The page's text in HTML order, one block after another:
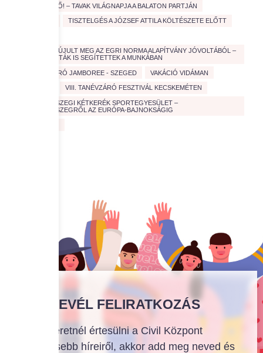
TISZTA JÖVŐ! – TAVAK VILÁGNAPJA A BALATON PARTJÁN
TISZTELGÉS A JÓZSEF ATTILA KÖLTÉSZETE ELŐTT
ÚJABB PAD ÚJULT MEG AZ EGRI NORMA ALAPÍTVÁNY JÓVOLTÁBÓL –
EGYETEMISTÁK IS SEGÍTETTEK A MUNKÁBAN
V. TANÉVZÁRÓ JAMBOREE - SZEGED VAKÁCIÓ VIDÁMAN
VIII. TANÉVZÁRÓ FESZTIVÁL KECSKEMÉTEN
ZALAEGERSZEGI KÉTKERÉK SPORTEGYESÜLET –
ZALAEGERSZEGRŐL AZ EURÓPA-BAJNOKSÁGIG
HÍRLEVÉL FELIRATKOZÁS
Ha szeretnél értesülni a Civil Központ
legfrissebb híreiről, akkor add meg neved és